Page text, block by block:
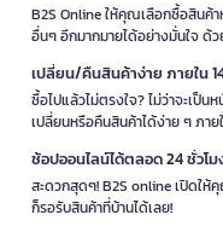
B2S Online ให้คุณเลือกซื้อสินค้า
อื่นๆ อีกมากมายได้อย่างมั่นใจ ด้
เปลี่ยน/คืนสินค้าง่าย ภายใน
ซื้อไปแล้วไม่ตรงใจ? ไม่ว่าจะเ
เปลี่ยนหรือคืนสินค้าได้ง่าย ๆ ภา
ช้อปออนไลน์ได้ตลอด 24 ชั่วโม
สะดวกสุดๆ! B2S online เปิดใ
ก็รอรับสินค้าที่บ้านได้เลย!